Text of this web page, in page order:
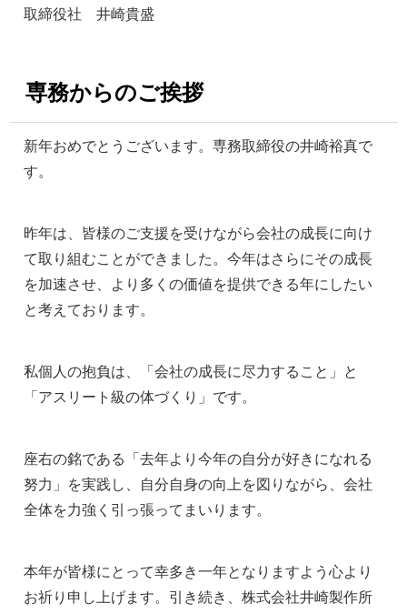
取締役社 井崎貴盛
専務からのご挨拶
新年おめでとうございます。専務取締役の井崎裕真で
す。
昨年は、皆様のご支援を受けながら会社の成長に向け
て取り組むことができました。今年はさらにその成長
を加速させ、より多くの価値を提供できる年にしたい
と考えております。
私個人の抱負は、「会社の成長に尽力すること」と
「アスリート級の体づくり」です。
座右の銘である「去年より今年の自分が好きになれる
努力」を実践し、自分自身の向上を図りながら、会社
全体を力強く引っ張ってまいります。
本年が皆様にとって幸多き一年となりますよう心より
お祈り申し上げます。引き続き、株式会社井崎製作所